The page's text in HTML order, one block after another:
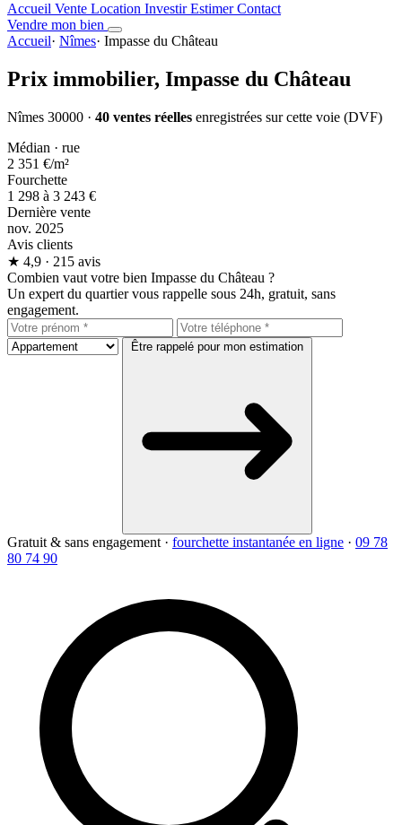
Accueil Vente Location InvestirEstimerContact
Vendre mon bien
Accueil· Nîmes· Impasse du Château
Prix immobilier, Impasse du Château
Nîmes 30000 · 40 ventes réelles enregistrées sur cette voie (DVF)
Médian · rue
2 351 €/m²
Fourchette
1 298 à 3 243 €
Dernière vente
nov. 2025
Avis clients
★ 4,9 · 215 avis
Combien vaut votre bien Impasse du Château ?
Un expert du quartier vous rappelle sous 24h, gratuit, sans
engagement.
Être rappelé pour mon estimation
Gratuit & sans engagement · fourchette instantanée en ligne · 09 78
80 74 90